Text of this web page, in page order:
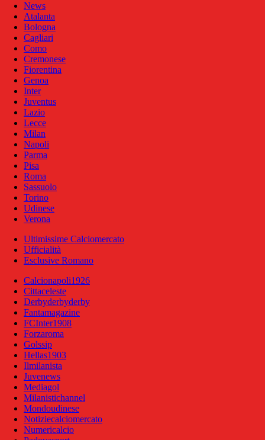
News
Atalanta
Bologna
Cagliari
Como
Cremonese
Fiorentina
Genoa
Inter
Juventus
Lazio
Lecce
Milan
Napoli
Parma
Pisa
Roma
Sassuolo
Torino
Udinese
Verona
Ultimissime Calciomercato
Ufficialità
Esclusive Romano
Calcionapoli1926
Cittaceleste
Derbyderbyderby
Fantamagazine
FCInter1908
Forzaroma
Golssip
Hellas1903
Ilmilanista
Juvenews
Mediagol
Milanistichannel
Mondoudinese
Notiziecalciomercato
Numericalcio